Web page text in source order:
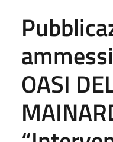
OASI